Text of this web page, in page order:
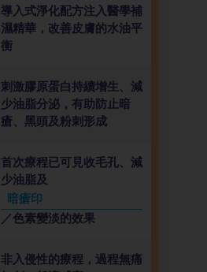
導入式淨化配方注入醫學補
濕精華，改善皮膚的水油平
衡
刺激膠原蛋白持續增生、減
少油脂分泌，有助防止暗
瘡、黑頭及粉刺形成
首次療程已可見收毛孔、減
少油脂及
暗瘡印
／色素變淡的效果
非入侵性的療程，過程無痛